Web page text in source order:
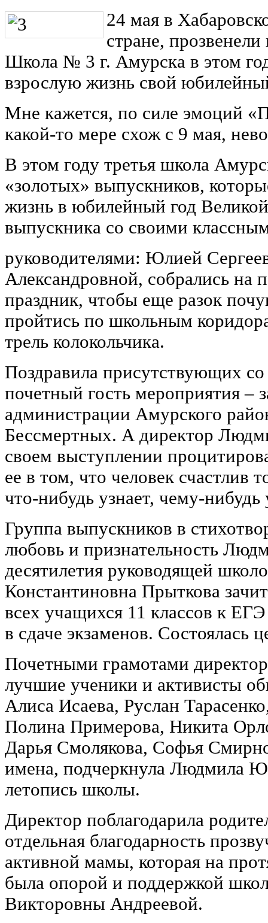
24 мая в
стране,
Школа № 3 г. Амурска в этом
взрослую жизнь свой
Мне кажется, по силе эмоций
какой-то мере схож с 9 мая,
В этом году третья школа
«золотых» выпускников,
жизнь в юбилейный год
выпускника со своими
руководителями: Юлией
Александровной, собрались на
праздник, чтобы еще разок
пройтись по школьным
трель колокольчика.
Поздравила присутствующих
почетный гость мероприятия ‒
администрации Амурского
Бессмертных. А директор
своем выступлении
ее в том, что человек счастлив
что-нибудь узнает, чему-нибудь
Группа выпускников в
любовь и признательность
десятилетия руководящей
Константиновна Прыткова
всех учащихся 11 классов к
в сдаче экзаменов. Состоялась
Почетными грамотами
лучшие ученики и активисты
Алиса Исаева, Руслан
Полина Примерова, Никита
Дарья Смолякова, Софья
имена, подчеркнула Людмила
летопись школы.
Директор поблагодарила
отдельная благодарность
активной мамы, которая на
была опорой и поддержкой
Викторовны Андреевой.